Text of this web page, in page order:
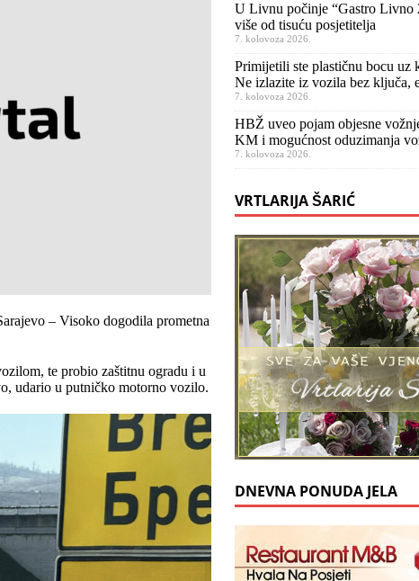
– Visoko dogodila prometna
te probio zaštitnu ogradu i u
udario u putničko motorno vozilo.
U Livnu počinje “Gastro Livno
više od tisuću posjetitelja
7. kolovoza 2026.
Primijetili ste plastičnu bocu uz
Ne izlazite iz vozila bez ključa,
7. kolovoza 2026.
HBŽ uveo pojam objesne
KM i mogućnost oduzimanja
7. kolovoza 2026.
VRTLARIJA ŠARIĆ
DNEVNA PONUDA JELA